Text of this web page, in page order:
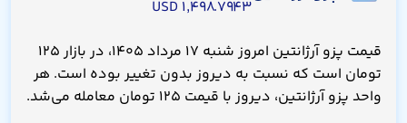
۱,۴۹۸.۷۹۴۳ USD
قیمت پزو آرژانتین امروز شنبه ۱۷ مرداد ۱۴۰۵، در بازار ۱۲۵
تومان است که نسبت به دیروز بدون تغییر بوده است. هر
واحد پزو آرژانتین، دیروز با قیمت ۱۲۵ تومان معامله می‌شد.